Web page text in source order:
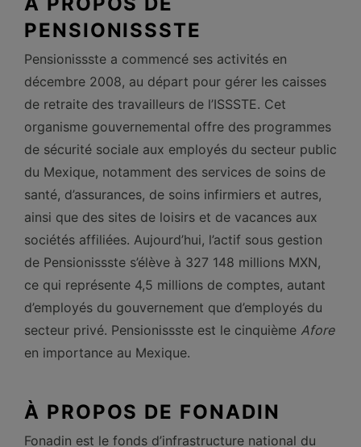
PENSIONISSSTE
Pensionissste a commencé ses activités en
décembre 2008, au départ pour gérer les caisses
de retraite des travailleurs de l’ISSSTE. Cet
organisme gouvernemental offre des programmes
de sécurité sociale aux employés du secteur public
du Mexique, notamment des services de soins de
santé, d’assurances, de soins infirmiers et autres,
ainsi que des sites de loisirs et de vacances aux
sociétés affiliées. Aujourd’hui, l’actif sous gestion
de Pensionissste s’élève à 327 148 millions MXN,
ce qui représente 4,5 millions de comptes, autant
d’employés du gouvernement que d’employés du
secteur privé. Pensionissste est le cinquième Afore
en importance au Mexique.
À PROPOS DE FONADIN
Fonadin est le fonds d’infrastructure national du